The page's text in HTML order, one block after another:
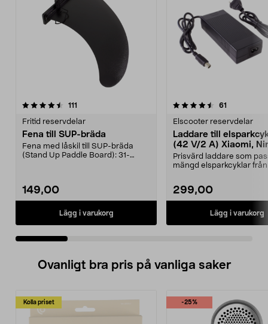
111
Fritid reservdelar
Fena till SUP-bräda
Fena med låskil till SUP-bräda
(Stand Up Paddle Board): 31-
149,00
Lägg i varukorg
4.5 av 5 stjärnor 61
Elscooter reservdelar
Laddare till
(42 V/2 A) Xiaomi,
E-Way m.fl.
Prisvärd laddare som
mängd elsparkcyklar från
299,00
Lägg i varukorg
4.5 av 5 stjärnor
Ovanligt bra pris på vanliga saker
Kolla priset -25%